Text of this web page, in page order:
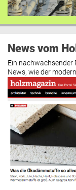
News vom
Ein nachwachsender
News, wie der